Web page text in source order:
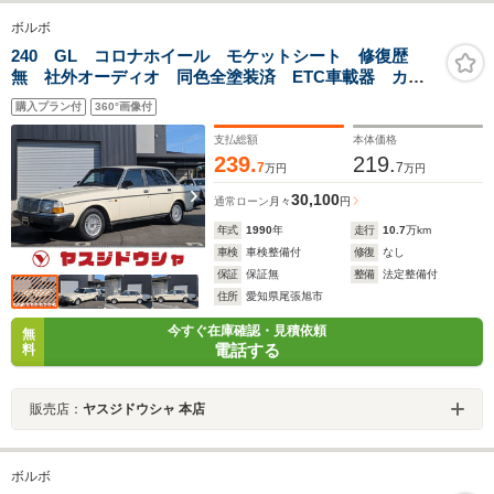
ボルボ
240 GL コロナホイール モケットシート 修復歴
無 社外オーディオ 同色全塗装済 ETC車載器 カー
センサー認定済
購入プラン付 360°画像付
支払総額
239.7万円
本体価格
219.7万円
通常ローン 月々30,100円
年式 1990年 走行 10.7万km
車検
車検整備付 修復
なし
保証
保証無 整備
法定整備付
住所
愛知県尾張旭市
無
料
今すぐ在庫確認・見積依頼
電話する
販売店： ヤスジドウシャ 本店
ボルボ